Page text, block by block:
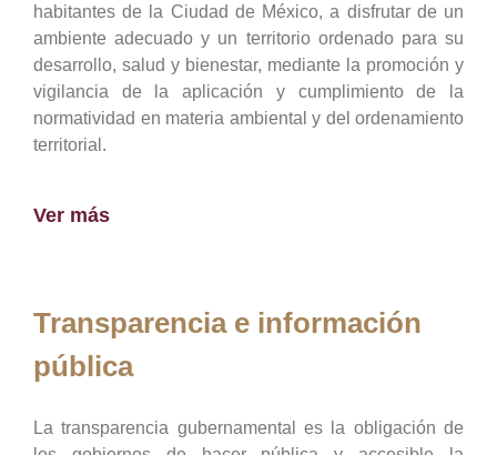
habitantes de la Ciudad de México, a disfrutar de un
ambiente adecuado y un territorio ordenado para su
desarrollo, salud y bienestar, mediante la promoción y
vigilancia de la aplicación y cumplimiento de la
normatividad en materia ambiental y del ordenamiento
territorial.
Ver más
Transparencia e información
pública
La transparencia gubernamental es la obligación de